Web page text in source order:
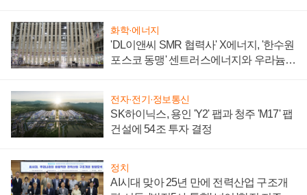
화학·에너지
'DL이앤씨 SMR 협력사' X에너지, '한수원
포스코 동맹' 센트러스에너지와 우라늄
전자·전기·정보통신
SK하이닉스, 용인 'Y2' 팹과 청주 'M17' 팹
건설에 54조 투자 결정
정치
AI시대 맞아 25년 만에 전력산업 구조개